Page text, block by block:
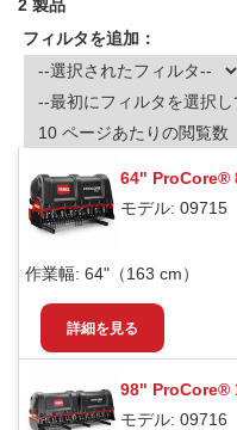
2 製品
フィルタを追加：
64" ProCore®
モデル: 09715
作業幅: 64"（163 cm）
詳細を見る
98" ProCore®
モデル: 09716